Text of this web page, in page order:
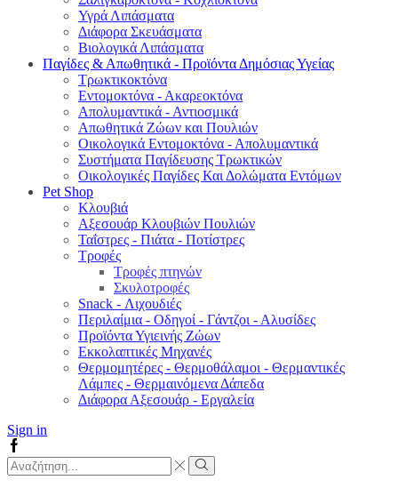
Υγρά Λιπάσματα
Διάφορα Σκευάσματα
Βιολογικά Λιπάσματα
Παγίδες & Απωθητικά - Προϊόντα Δημόσιας Υγείας
Τρωκτικοκτόνα
Εντομοκτόνα - Ακαρεοκτόνα
Απολυμαντικά - Αντιοσμικά
Απωθητικά Ζώων και Πουλιών
Οικολογικά Εντομοκτόνα - Απολυμαντικά
Συστήματα Παγίδευσης Τρωκτικών
Οικολογικές Παγίδες Και Δολώματα Εντόμων
Pet Shop
Κλουβιά
Αξεσουάρ Κλουβιών Πουλιών
Ταΐστρες - Πιάτα - Ποτίστρες
Τροφές
Τροφές πτηνών
Σκυλοτροφές
Snack - Λιχουδιές
Περιλαίμια - Οδηγοί - Γάντζοι - Αλυσίδες
Προϊόντα Υγιεινής Ζώων
Εκκολαπτικές Μηχανές
Θερμομητέρες - Θερμοθάλαμοι - Θερμαντικές
Λάμπες - Θερμαινόμενα Δάπεδα
Διάφορα Αξεσουάρ - Εργαλεία
Sign in
Facebook
Search
input
Search